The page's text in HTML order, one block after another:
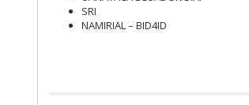
SRI
NAMIRIAL – BID4ID